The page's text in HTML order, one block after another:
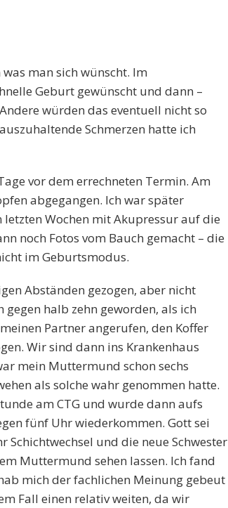
man sich wünscht. Im
Geburt gewünscht und dann –
würden das eventuell nicht so
Schmerzen hatte ich
vor dem errechneten Termin. Am
abgegangen. Ich war später
Wochen mit Akupressur auf die
noch Fotos vom Bauch gemacht – die
im Geburtsmodus.
Abständen gezogen, aber nicht
halb zehn geworden, als ich
Partner angerufen, den Koffer
Wir sind dann ins Krankenhaus
mein Muttermund schon sechs
als solche wahr genommen hatte.
am CTG und wurde dann aufs
fünf Uhr wiederkommen. Gott sei
und die neue Schwester
Muttermund sehen lassen. Ich fand
mich der fachlichen Meinung gebeut
Fall einen relativ weiten, da wir